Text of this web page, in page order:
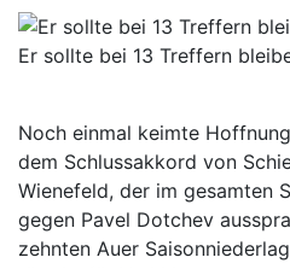
Er sollte bei 13 Treffern
Noch einmal keimte
dem Schlussakkord von
Wienefeld, der im gesamten
gegen Pavel Dotchev
zehnten Auer